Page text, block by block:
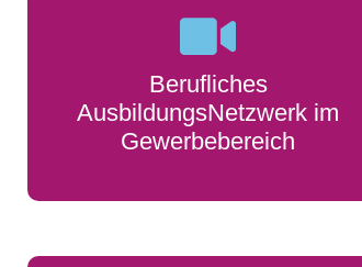
Berufliches
AusbildungsNetzwerk im
Gewerbebereich